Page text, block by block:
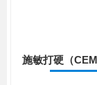
施敏打硬（